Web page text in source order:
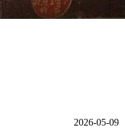
2026-05-09